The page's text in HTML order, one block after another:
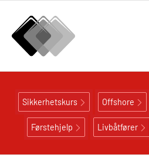
Sikkerhetskurs Offshore
Førstehjelp Livbåtfører